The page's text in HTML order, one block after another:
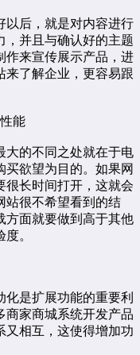
后，就是对内容进行
，并且与确认好的主题
作来宣传展示产品，进
来了解企业，更容易跟
能
的不同之处就在于电
欲望为目的。如果网
很长时间打开，这就会
站很不希望看到的结
方面就要做到高于其他
。
是扩展功能的重要利
商家商城系统开发产品
又相互，这使得增加功